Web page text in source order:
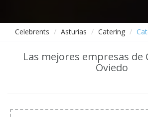
Celebrents Asturias Catering
Las mejores empresas de
Oviedo